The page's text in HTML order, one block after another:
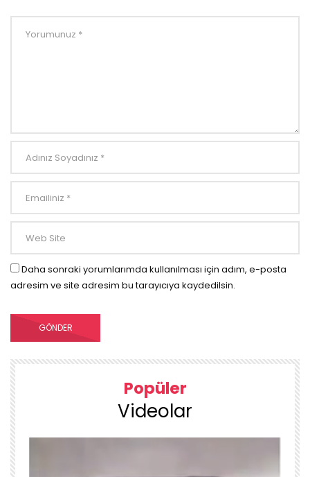
Daha sonraki yorumlarımda kullanılması için adım, e-posta
adresim ve site adresim bu tarayıcıya kaydedilsin.
Popüler
Videolar